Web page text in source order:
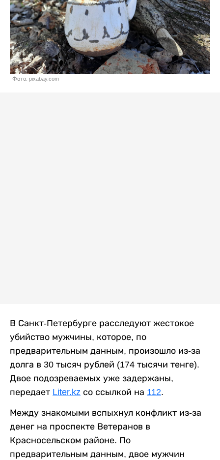
Фото: pixabay.com
В Санкт-Петербурге расследуют жестокое
убийство мужчины, которое, по
предварительным данным, произошло из-за
долга в 30 тысяч рублей (174 тысячи тенге).
Двое подозреваемых уже задержаны,
передает Liter.kz со ссылкой на 112.
Между знакомыми вспыхнул конфликт из-за
денег на проспекте Ветеранов в
Красносельском районе. По
предварительным данным, двое мужчин